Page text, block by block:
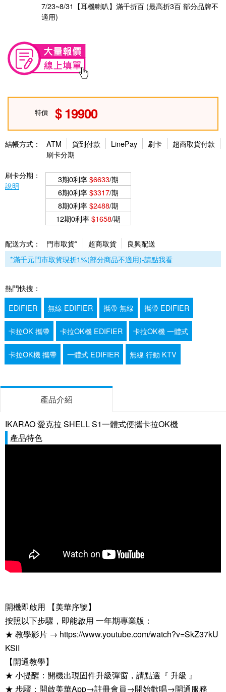
7/23~8/31【耳機喇叭】滿千折百 (最高折3百 部分品牌不
適用)
特價 19900
結帳方式： ATM 貨到付款 LinePay 刷卡
超商取貨付款
刷卡分期
刷卡分期：
說明
3期0利率$6633/期
6期0利率$3317/期
8期0利率$2488/期
12期0利率$1658/期
配送方式： 門市取貨* 超商取貨
良興配送
*滿千元門市取貨現折1%(部分商品不適用)-請點我看
熱門快搜：
EDIFIER
無線 EDIFIER 攜帶 無線 攜帶 EDIFIER
卡拉OK 攜帶 卡拉OK機 EDIFIER 卡拉OK機 一體式
卡拉OK機 攜帶 一體式 EDIFIER 無線 行動 KTV
產品介紹
IKARAO 愛克拉 SHELL S1一體式便攜卡拉OK機
產品特色
開機即啟用 【美華序號】
按照以下步驟，即能啟用 一年期專業版：
★ 教學影片 → https://www.youtube.com/watch?v=SkZ37kU
KSiI
【開通教學】
★ 小提醒：開機出現固件升級彈窗，請點選『 升級 』
★ 步驟：開啟美華App→註冊會員→開始歡唱→開通服務